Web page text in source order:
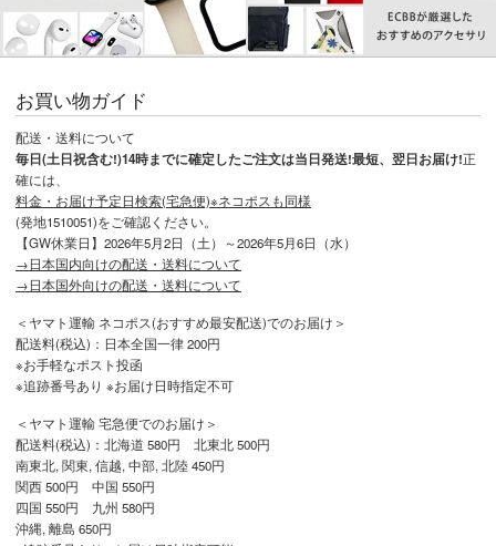
お買い物ガイド
配送・送料について
毎日(土日祝含む!)14時までに確定したご注文は当日発送!最短、翌日お届け!正
確には、
料金・お届け予定日検索(宅急便)※ネコポスも同様
(発地1510051)をご確認ください。
【GW休業日】2026年5月2日（土）～2026年5月6日（水）
→日本国内向けの配送・送料について
→日本国外向けの配送・送料について
＜ヤマト運輸 ネコポス(おすすめ最安配送)でのお届け＞
配送料(税込)：日本全国一律 200円
※お手軽なポスト投函
※追跡番号あり ※お届け日時指定不可
＜ヤマト運輸 宅急便でのお届け＞
配送料(税込)：北海道 580円 北東北 500円
南東北, 関東, 信越, 中部, 北陸 450円
関西 500円 中国 550円
四国 550円 九州 580円
沖縄, 離島 650円